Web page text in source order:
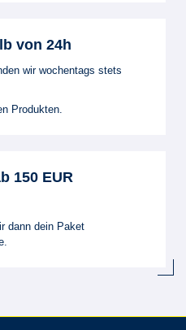
von 24h
wir wochentags stets
Produkten.
150 EUR
dann dein Paket